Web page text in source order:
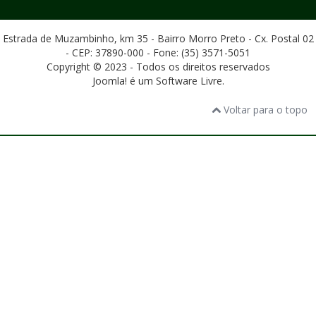
Estrada de Muzambinho, km 35 - Bairro Morro Preto - Cx. Postal 02
- CEP: 37890-000 - Fone: (35) 3571-5051
Copyright © 2023 - Todos os direitos reservados
Joomla! é um Software Livre.
Voltar para o topo